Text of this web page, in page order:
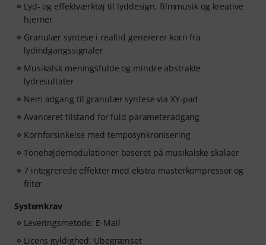
Lyd- og effektværktøj til lyddesign, filmmusik og kreative
hjerner
Granulær syntese i realtid genererer korn fra
lydindgangssignaler
Musikalsk meningsfulde og mindre abstrakte
lydresultater
Nem adgang til granulær syntese via XY-pad
Avanceret tilstand for fuld parameteradgang
Kornforsinkelse med temposynkronisering
Tonehøjdemodulationer baseret på musikalske skalaer
7 integrerede effekter med ekstra masterkompressor og
filter
Systemkrav
Leveringsmetode: E-Mail
Licens gyldighed: Ubegrænset